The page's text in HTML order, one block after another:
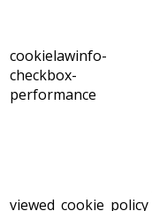
cookielawinfo-
checkbox-
performance
viewed_cookie_policy